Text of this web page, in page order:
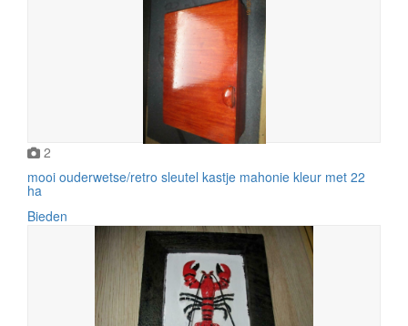
2
mooi ouderwetse/retro sleutel kastje mahonie kleur met 22
ha
Bieden